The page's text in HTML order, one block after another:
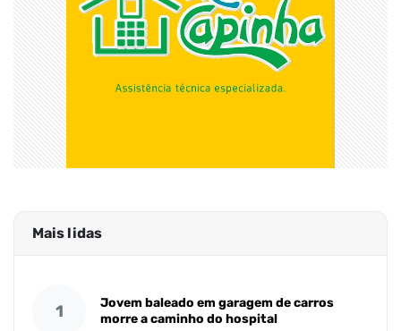
Mais lidas
1
Jovem baleado em garagem de carros
morre a caminho do hospital